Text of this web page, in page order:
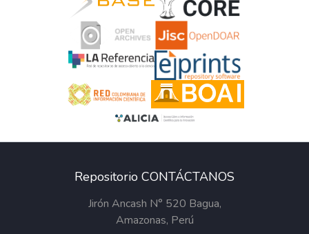
Repositorio CONTÁCTANOS
Jirón Ancash N° 520 Bagua,
Amazonas, Perú